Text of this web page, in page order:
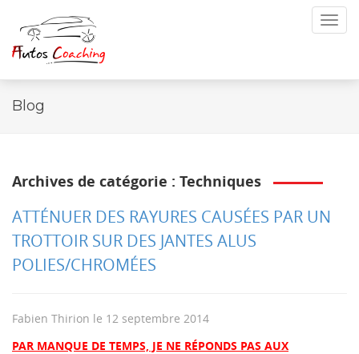
Blog
Archives de catégorie : Techniques
ATTÉNUER DES RAYURES CAUSÉES PAR UN
TROTTOIR SUR DES JANTES ALUS
POLIES/CHROMÉES
Fabien Thirion le 12 septembre 2014
PAR MANQUE DE TEMPS, JE NE RÉPONDS PAS AUX